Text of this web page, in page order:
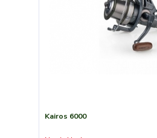
Kairos 6000